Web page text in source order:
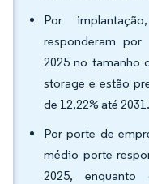
Por
responderam por
2025 no tamanho
storage e estão
de 12,22% até 2031.
Por porte de
médio porte
2025, enquanto